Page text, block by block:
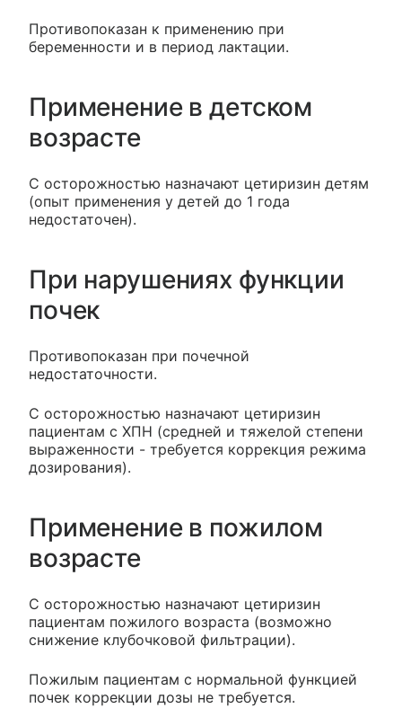
Противопоказан к применению при
беременности и в период лактации.
Применение в детском
возрасте
С осторожностью назначают цетиризин детям
(опыт применения у детей до 1 года
недостаточен).
При нарушениях функции
почек
Противопоказан при почечной
недостаточности.
С осторожностью назначают цетиризин
пациентам с ХПН (средней и тяжелой степени
выраженности - требуется коррекция режима
дозирования).
Применение в пожилом
возрасте
С осторожностью назначают цетиризин
пациентам пожилого возраста (возможно
снижение клубочковой фильтрации).
Пожилым пациентам с нормальной функцией
почек коррекции дозы не требуется.